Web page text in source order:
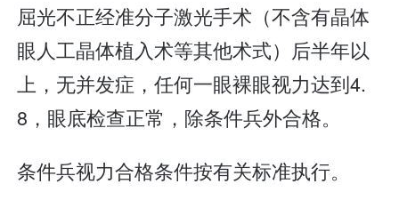
屈光不正经准分子激光手术（不含有晶体
眼人工晶体植入术等其他术式）后半年以
上，无并发症，任何一眼裸眼视力达到4.
8，眼底检查正常，除条件兵外合格。
条件兵视力合格条件按有关标准执行。